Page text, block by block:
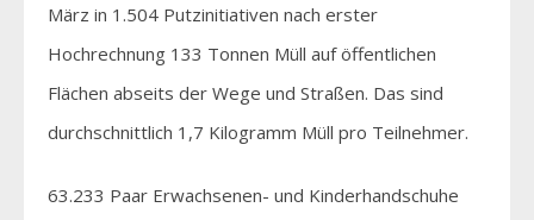
März in 1.504 Putzinitiativen nach erster
Hochrechnung 133 Tonnen Müll auf öffentlichen
Flächen abseits der Wege und Straßen. Das sind
durchschnittlich 1,7 Kilogramm Müll pro Teilnehmer.
63.233 Paar Erwachsenen- und Kinderhandschuhe